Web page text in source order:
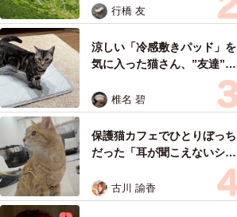
ったんだって気づいた」
行橋 友
涼しい「冷感敷きパッド」を
気に入った猫さん、”友達”を
ヨイショヨイショとご招待、
毛づくろいでおもてなし
椎名 碧
保護猫カフェでひとりぼっち
だった「耳が聞こえないシニ
ア猫」と運命の出会い→重度
のペットロスで適応障害だっ
た女性の人生が一変
古川 諭香